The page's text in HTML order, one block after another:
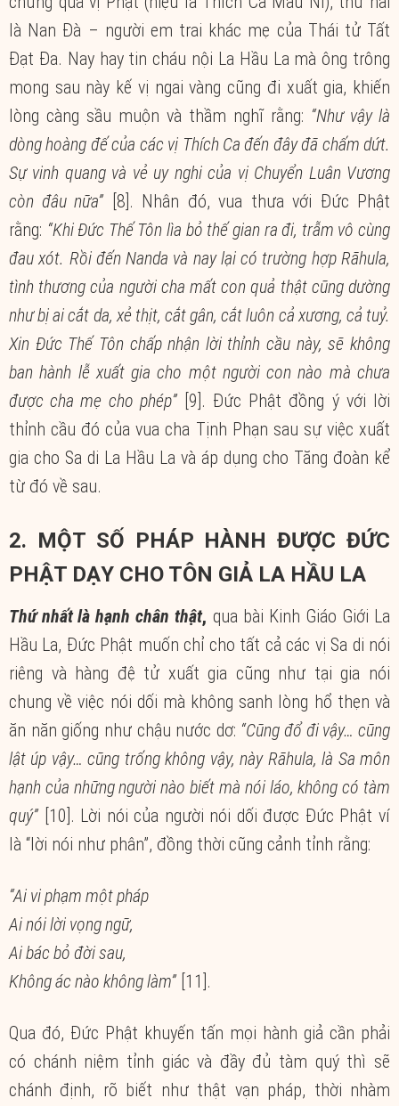
là Nan Đà – người em trai khác mẹ của Thái tử Tất
Đạt Đa. Nay hay tin cháu nội La Hầu La mà ông trông
mong sau này kế vị ngai vàng cũng đi xuất gia, khiến
lòng càng sầu muộn và thầm nghĩ rằng: “Như vậy là
dòng hoàng đế của các vị Thích Ca đến đây đã chấm dứt.
Sự vinh quang và vẻ uy nghi của vị Chuyển Luân Vương
còn đâu nữa” [8]. Nhân đó, vua thưa với Đức Phật
rằng: “Khi Đức Thế Tôn lìa bỏ thế gian ra đi, trẫm vô cùng
đau xót. Rồi đến Nanda và nay lại có trường hợp Rāhula,
tình thương của người cha mất con quả thật cũng dường
như bị ai cắt da, xẻ thịt, cắt gân, cắt luôn cả xương, cả tuỷ.
Xin Đức Thế Tôn chấp nhận lời thỉnh cầu này, sẽ không
ban hành lễ xuất gia cho một người con nào mà chưa
được cha mẹ cho phép”[9]. Đức Phật đồng ý với lời
thỉnh cầu đó của vua cha Tịnh Phạn sau sự việc xuất
gia cho Sa di La Hầu La và áp dụng cho Tăng đoàn kể
từ đó về sau.
2. MỘT SỐ PHÁP HÀNH ĐƯỢC ĐỨC
PHẬT DẠY CHO TÔN GIẢ LA HẦU LA
Thứ nhất là hạnh chân thật, qua bài Kinh Giáo Giới La
Hầu La, Đức Phật muốn chỉ cho tất cả các vị Sa di nói
riêng và hàng đệ tử xuất gia cũng như tại gia nói
chung về việc nói dối mà không sanh lòng hổ thẹn và
ăn năn giống như chậu nước dơ: “Cũng đổ đi vậy… cũng
lật úp vậy… cũng trống không vậy, này Rāhula, là Sa môn
hạnh của những người nào biết mà nói láo, không có tàm
quý” [10]. Lời nói của người nói dối được Đức Phật ví
là “lời nói như phân”, đồng thời cũng cảnh tỉnh rằng:
“Ai vi phạm một pháp
Ai nói lời vọng ngữ,
Ai bác bỏ đời sau,
Không ác nào không làm” [11].
Qua đó, Đức Phật khuyến tấn mọi hành giả cần phải
có chánh niệm tỉnh giác và đầy đủ tàm quý thì sẽ
chánh định, rõ biết như thật vạn pháp, thời nhàm